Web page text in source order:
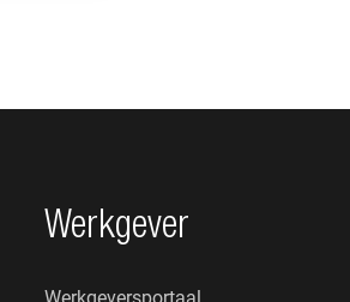
Werkgever